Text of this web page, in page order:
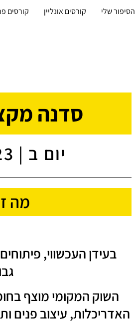
הסיפור שלי קורסים אונליין קורסים
סדנה
יום ב | 04.09.2023| 9:30-11:30
מה
בעידן העכשווי,
השוק המקומי מוצף
האדריכלות, עיצוב פנים